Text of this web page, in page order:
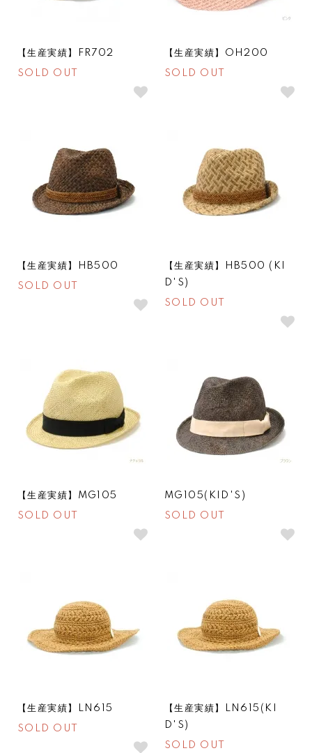
【生産実績】FR702
SOLD OUT
【生産実績】OH200
SOLD OUT
【生産実績】HB500
SOLD OUT
【生産実績】HB500 (KI
D'S)
SOLD OUT
【生産実績】MG105
SOLD OUT
MG105(KID'S)
SOLD OUT
【生産実績】LN615
SOLD OUT
【生産実績】LN615(KI
D'S)
SOLD OUT